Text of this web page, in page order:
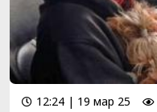
12:24 | 19 мар 25